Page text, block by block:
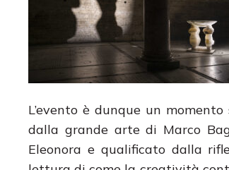
L’evento è dunque un
dalla grande arte di Marco
Eleonora e qualificato dalla